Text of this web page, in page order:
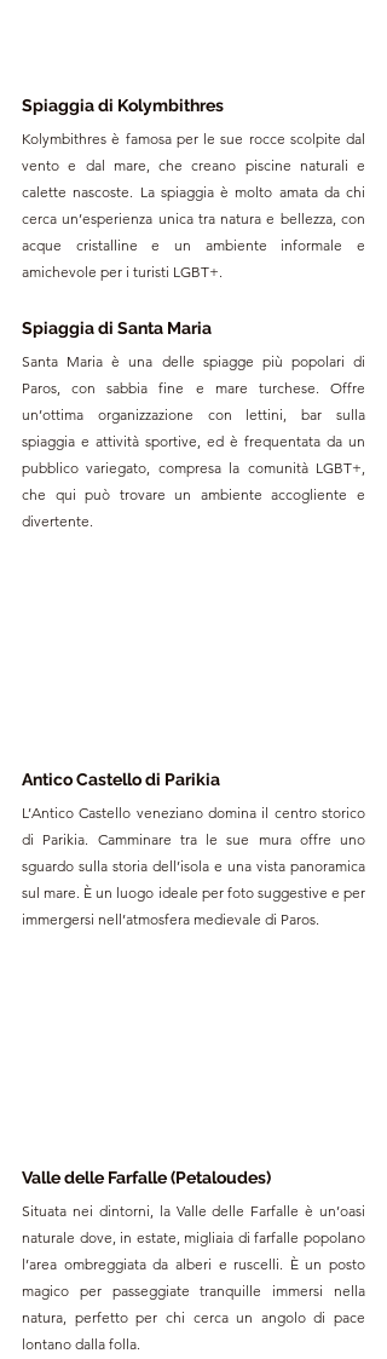
Spiaggia di Kolymbithres
Kolymbithres è famosa per le sue rocce scolpite dal
vento e dal mare, che creano piscine naturali e
calette nascoste. La spiaggia è molto amata da chi
cerca un’esperienza unica tra natura e bellezza, con
acque cristalline e un ambiente informale e
amichevole per i turisti LGBT+.
Spiaggia di Santa Maria
Santa Maria è una delle spiagge più popolari di
Paros, con sabbia fine e mare turchese. Offre
un’ottima organizzazione con lettini, bar sulla
spiaggia e attività sportive, ed è frequentata da un
pubblico variegato, compresa la comunità LGBT+,
che qui può trovare un ambiente accogliente e
divertente.
Antico Castello di Parikia
L’Antico Castello veneziano domina il centro storico
di Parikia. Camminare tra le sue mura offre uno
sguardo sulla storia dell’isola e una vista panoramica
sul mare. È un luogo ideale per foto suggestive e per
immergersi nell’atmosfera medievale di Paros.
Valle delle Farfalle (Petaloudes)
Situata nei dintorni, la Valle delle Farfalle è un’oasi
naturale dove, in estate, migliaia di farfalle popolano
l’area ombreggiata da alberi e ruscelli. È un posto
magico per passeggiate tranquille immersi nella
natura, perfetto per chi cerca un angolo di pace
lontano dalla folla.